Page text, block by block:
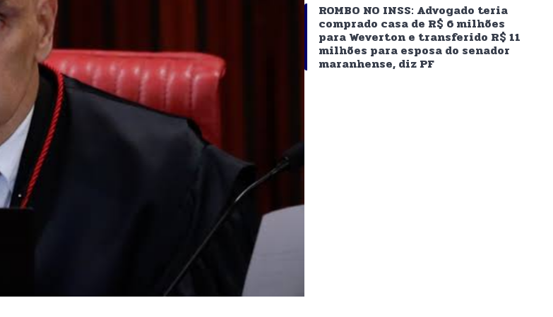
ROMBO NO INSS: Advogado teria
comprado casa de R$ 6 milhões
para Weverton e transferido R$ 11
milhões para esposa do senador
maranhense, diz PF